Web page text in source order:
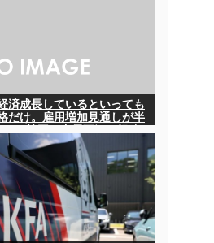
済成長しているといっても
だけ。雇用増加見通しが半